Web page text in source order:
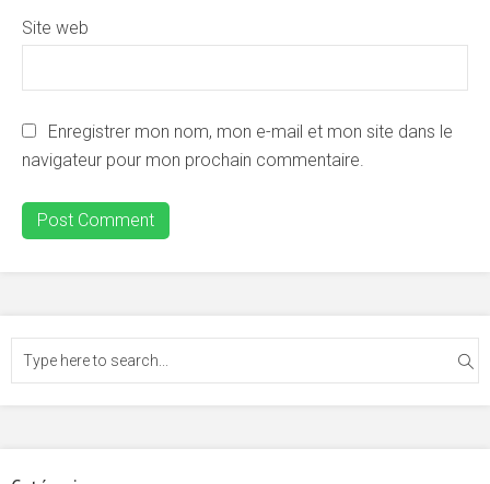
Site web
Enregistrer mon nom, mon e-mail et mon site dans le
navigateur pour mon prochain commentaire.